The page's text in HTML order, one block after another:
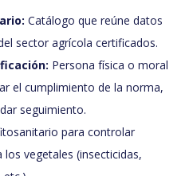
Catálogo que reúne datos
sector agrícola certificados.
Persona física o moral
el cumplimiento de la norma,
seguimiento.
para controlar
vegetales (insecticidas,